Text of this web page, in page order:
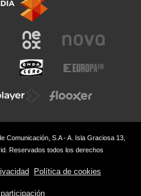
Comunicación, S.A - A. Isla Graciosa 13,
Reservados todos los derechos
Política de cookies